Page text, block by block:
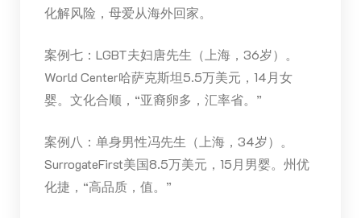
化解风险，母爱从海外回家。
案例七：LGBT夫妇唐先生（上海，36岁）。
World Center哈萨克斯坦5.5万美元，14月女
婴。文化合顺，“亚裔卵多，汇率省。”
案例八：单身男性冯先生（上海，34岁）。
SurrogateFirst美国8.5万美元，15月男婴。州优
化捷，“高品质，值。”